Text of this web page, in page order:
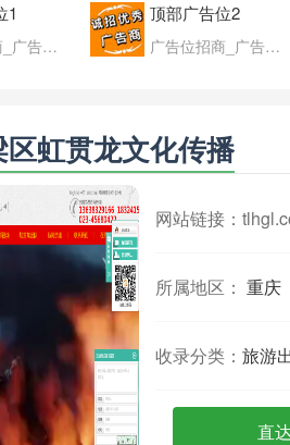
1
广告位招商_广告位待售
顶部广告位2
广告位招商_广告位待售
虹贯龙文化传播
网站链接：
所属地区： 重庆
收录分类： 旅游
直